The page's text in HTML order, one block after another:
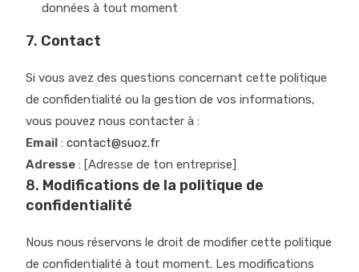
données à tout moment
7. Contact
Si vous avez des questions concernant cette politique
de confidentialité ou la gestion de vos informations,
vous pouvez nous contacter à :
Email :contact@suoz.fr
Adresse : [Adresse de ton entreprise]
8. Modifications de la politique de
confidentialité
Nous nous réservons le droit de modifier cette politique
de confidentialité à tout moment. Les modifications